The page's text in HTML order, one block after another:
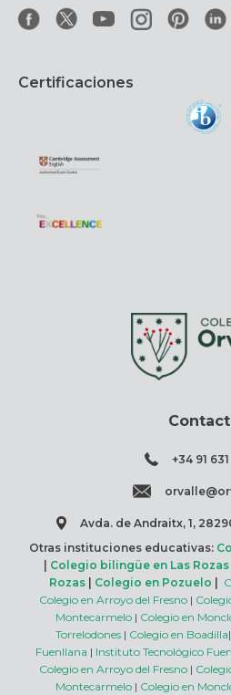
Certificaciones
+34 91
Avda. de Andraitx, 1,
Otras instituciones educativas:
Colegio bilingüe en Las Rozas
Rozas
Colegio en Pozuelo
Colegio en Arroyo del Fresno|
Montecarmelo| Colegio en
Torrelodones| Colegio en Boadilla|
Fuenllana | Instituto Tecnológico
Colegio en Arroyo del Fresno|
Montecarmelo| Colegio en